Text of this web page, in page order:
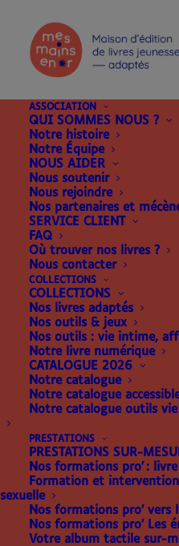
ASSOCIATION
QUI SOMMES NOUS ?
Notre histoire
Notre Équipe
NOUS AIDER
Nous soutenir
Nous rejoindre
Nos partenaires et
SERVICE CLIENT
FAQ
Où trouver nos livres ?
Nous contacter
COLLECTIONS
COLLECTIONS
Nos livres adaptés
Nos outils & jeux
Nos outils : vie intime,
Notre livre numérique
CATALOGUE 2026
Notre catalogue
Notre catalogue
Notre catalogue outils
PRESTATIONS
PRESTATIONS SUR-
Nos formations pro’ :
Formation et
sexuelle
Nos formations pro’ vers
Nos formations pro’ Les
Votre album tactile sur-